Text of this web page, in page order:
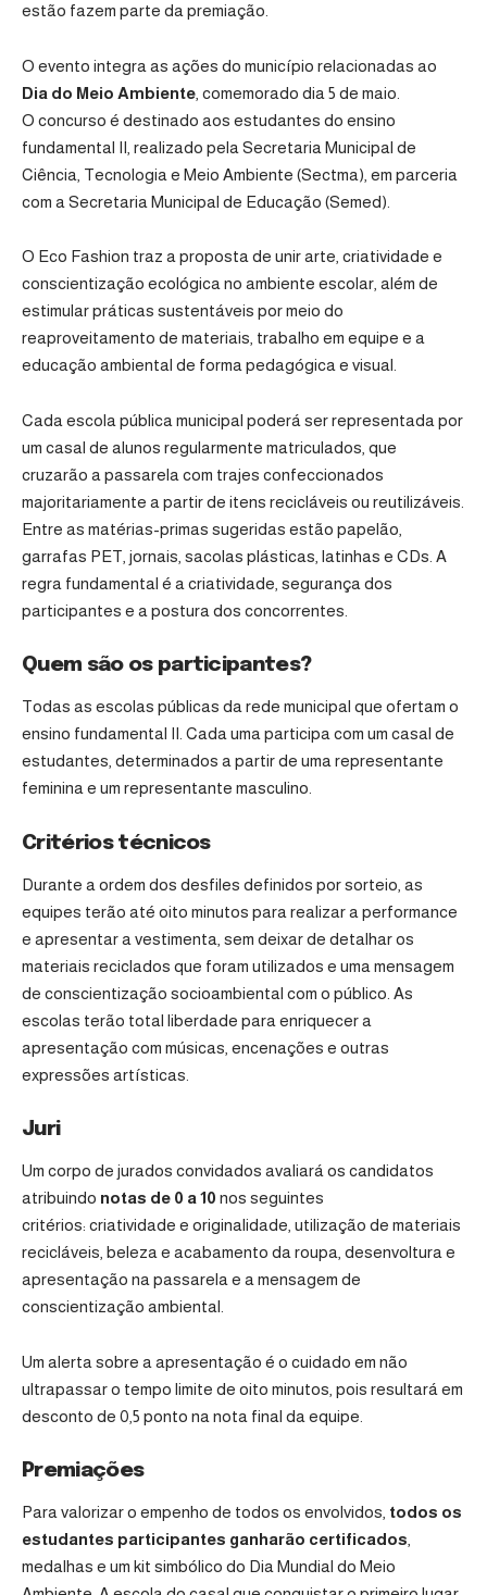
estão fazem parte da premiação.
O evento integra as ações do município relacionadas ao
Dia do Meio Ambiente , comemorado dia 5 de maio.
O concurso é destinado aos estudantes do ensino
fundamental II, realizado pela Secretaria Municipal de
Ciência, Tecnologia e Meio Ambiente (Sectma) , em parceria
com a Secretaria Municipal de Educação (Semed)
O Eco Fashion traz a proposta de unir arte, criatividade e
conscientização ecológica no ambiente escolar, além de
estimular práticas sustentáveis por meio do
reaproveitamento de materiais, trabalho em equipe e a
educação ambiental de forma pedagógica e visual.
Cada escola pública municipal poderá ser representada por
um casal de alunos regularmente matriculados, que
cruzarão a passarela com trajes confeccionados
majoritariamente a partir de itens recicláveis ou reutilizáveis.
Entre as matérias-primas sugeridas estão papelão,
garrafas PET, jornais, sacolas plásticas, latinhas e CDs. A
regra fundamental é a criatividade, segurança dos
participantes e a postura dos concorrentes.
Quem são os participantes?
Todas as escolas públicas da rede municipal que ofertam o
ensino fundamental II. Cada uma participa com um casal de
estudantes, determinados a partir de uma representante
feminina e um representante masculino.
Critérios técnicos
Durante a ordem dos desfiles definidos por sorteio, as
equipes terão até oito minutos para realizar a performance
e apresentar a vestimenta, sem deixar de detalhar os
materiais reciclados que foram utilizados e uma mensagem
de conscientização socioambiental com o público. As
escolas terão total liberdade para enriquecer a
apresentação com músicas, encenações e outras
expressões artísticas.
Juri
Um corpo de jurados convidados avaliará os candidatos
atribuindo notas de 0 a 10 nos seguintes
critérios: criatividade e originalidade, utilização de materiais
recicláveis, beleza e acabamento da roupa, desenvoltura e
apresentação na passarela e a mensagem de
conscientização ambiental.
Um alerta sobre a apresentação é o cuidado em não
ultrapassar o tempo limite de oito minutos, pois resultará em
desconto de 0,5 ponto na nota final da equipe.
Premiações
Para valorizar o empenho de todos os envolvidos, todos os
estudantes participantes ganharão certificados
medalhas e um kit simbólico do Dia Mundial do Meio